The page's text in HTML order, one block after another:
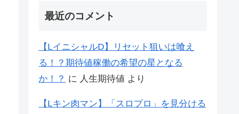
最近のコメント
【LイニシャルD】リセット狙いは喰え
る！？期待値稼働の希望の星となる
か！？ に 人生期待値 より
【Lキン肉マン】「スロプロ」を見分ける